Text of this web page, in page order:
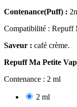
Contenance(Puff) :
Compatibilité : Repuff
Saveur : café crème.
Repuff Ma Petite
Contenance : 2 ml
2 ml